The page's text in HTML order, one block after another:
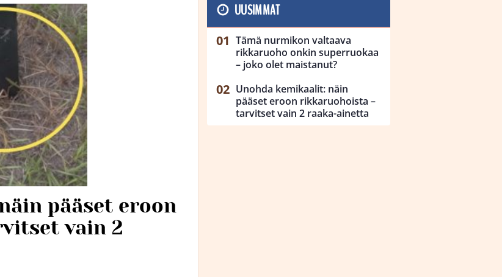
pääset eroon
vain 2
UUSIMMAT
Tämä nurmikon valtaava
rikkaruoho onkin superruokaa
– joko olet maistanut?
Unohda kemikaalit: näin
pääset eroon rikkaruohoista –
tarvitset vain 2 raaka-ainetta